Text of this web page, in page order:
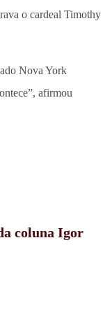
o cardeal Timothy
Nova York
afirmou
coluna Igor